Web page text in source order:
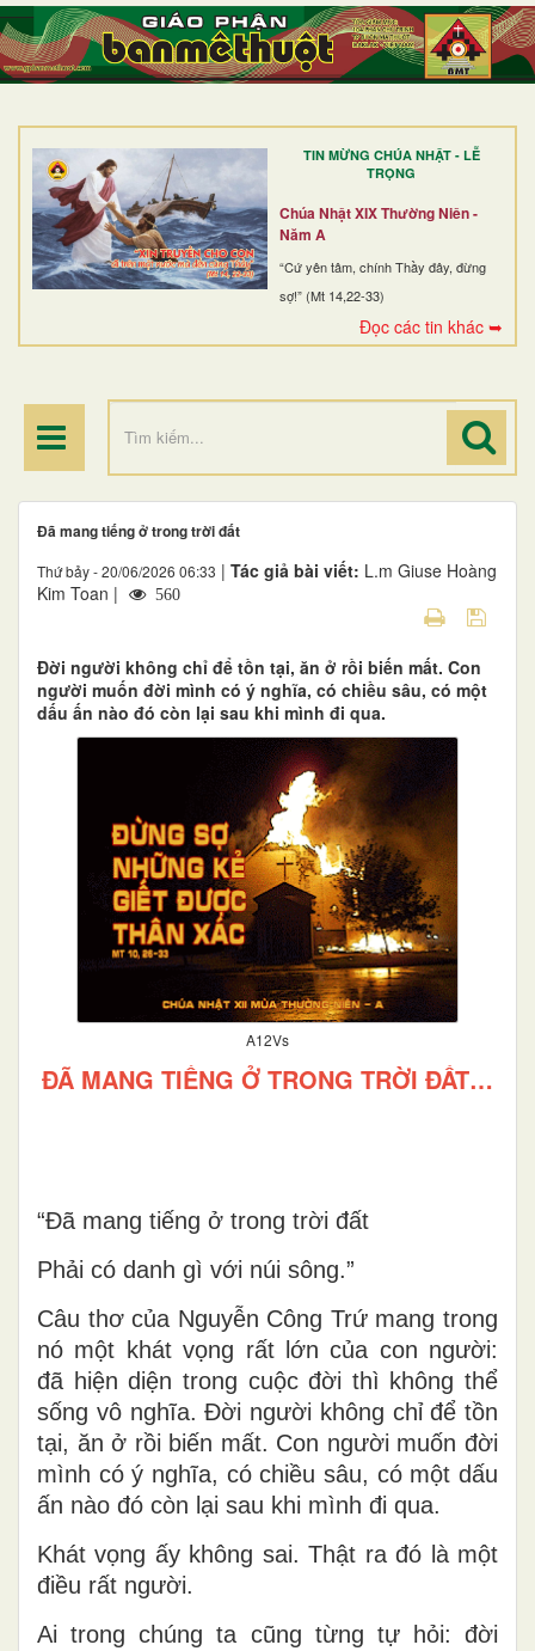
TIN MỪNG CHÚA NHẬT - LỄ
TRỌNG
Chúa Nhật XIX Thường Niên -
Năm A
“Cứ yên tâm, chính Thầy đây, đừng
sợ!” (Mt 14,22-33)
Đọc các tin khác ➥
TRANG NHẤT
GIỚI THIỆU
DÒNG TU
BAN MỤC VỤ
ĐOÀN THỂ CG
ĐIỂM HÀNH HƯƠNG
Đã mang tiếng ở trong trời đất
Thứ bảy - 20/06/2026 06:33 | Tác giả bài viết: L.m Giuse Hoàng
Kim Toan |
560
Đời người không chỉ để tồn tại, ăn ở rồi biến mất. Con
người muốn đời mình có ý nghĩa, có chiều sâu, có một
dấu ấn nào đó còn lại sau khi mình đi qua.
A12Vs
ĐÃ MANG TIẾNG Ở TRONG TRỜI ĐẤT…
“Đã mang tiếng ở trong trời đất
Phải có danh gì với núi sông.”
Câu thơ của Nguyễn Công Trứ mang trong
nó một khát vọng rất lớn của con người:
đã hiện diện trong cuộc đời thì không thể
sống vô nghĩa. Đời người không chỉ để tồn
tại, ăn ở rồi biến mất. Con người muốn đời
mình có ý nghĩa, có chiều sâu, có một dấu
ấn nào đó còn lại sau khi mình đi qua.
Khát vọng ấy không sai. Thật ra đó là một
điều rất người.
Ai trong chúng ta cũng từng tự hỏi: đời